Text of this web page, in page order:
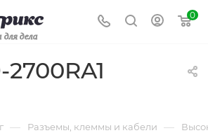
для дела
0
— Разъемы, клеммы и кабели —